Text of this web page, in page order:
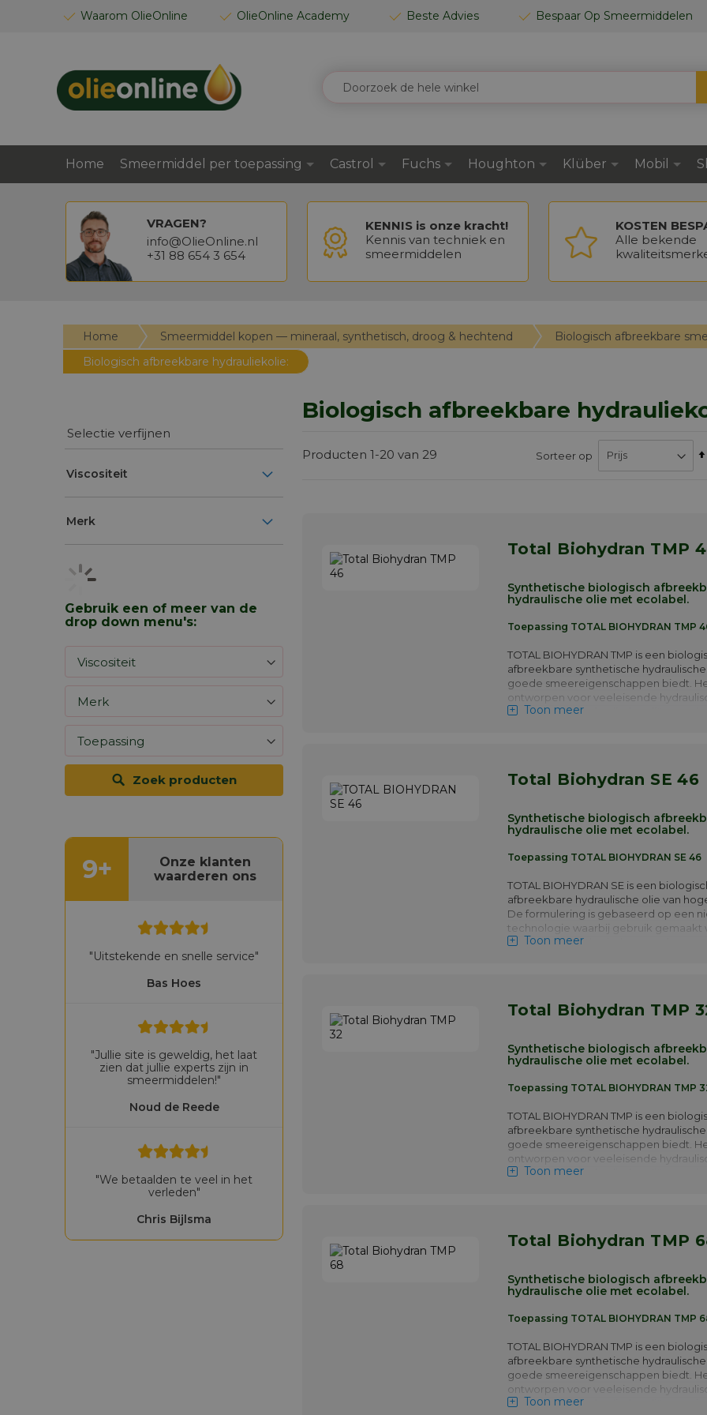
Waarom OlieOnline OlieOnline Academy Beste Advies Bespaar Op Smeermiddelen
GA
ZOEK
Home Smeermiddel per toepassing Castrol Fuchs Houghton Klüber Mobil
VRAGEN?
info@OlieOnline.nl
+31 88 654 3 654
KENNIS is onze kracht!
Kennis van techniek en
smeermiddelen
KOSTEN
Alle bekende
Home Smeermiddel kopen — mineraal, synthetisch, droog & hechtend
Biologisch afbreekbare
Biologisch afbreekbare hydrauliekolie:
Biologisch afbreekbare
Producten 1-20 van 29 Sorteer op
Total Biohydran TMP
Synthetische biologisch
hydraulische olie met ecolabel.
Toepassing TOTAL BIOHYDRAN TMP
TOTAL BIOHYDRAN TMP is een
afbreekbare synthetische
goede smeereigenschappen biedt.
ontworpen voor veeleisende
systemen die hydraulische oliën
en zandwinning.
Toon meer
Total Biohydran SE 46
Synthetische biologisch
hydraulische olie met ecolabel.
Toepassing TOTAL BIOHYDRAN SE 46
TOTAL BIOHYDRAN SE is een
afbreekbare hydraulische olie van
De formulering is gebaseerd op een
technologie waarbij gebruik gemaakt
verzadigde synthetische complexe
verontreiniging van bos en water is bij
BIOHYDRAN SE wordt speciaal
zware toepassingen waarbij een hoge
betrouwbaarheid van het materiaal en
levensduur van de hydraulische
Meer info
Toon meer
Total Biohydran TMP
Synthetische biologisch
hydraulische olie met ecolabel.
Toepassing TOTAL BIOHYDRAN TMP
TOTAL BIOHYDRAN TMP is een
afbreekbare synthetische
goede smeereigenschappen biedt.
ontworpen voor veeleisende
systemen die hydraulische oliën
en zandwinning.
Toon meer
Total Biohydran TMP
Synthetische biologisch
hydraulische olie met ecolabel.
Toepassing TOTAL BIOHYDRAN TMP
TOTAL BIOHYDRAN TMP is een
afbreekbare synthetische
goede smeereigenschappen biedt.
ontworpen voor veeleisende
systemen die hydraulische oliën
Toon meer
Selectie verfijnen
Viscositeit
Merk
Gebruik een of meer van de
drop down menu's:
Zoek producten
9+
Onze klanten
waarderen ons
Bas Hoes
"Uitstekende en snelle service"
Noud de Reede
"Jullie site is geweldig, het laat
zien dat jullie experts zijn in
smeermiddelen!"
Chris Bijlsma
"We betaalden te veel in het
verleden"